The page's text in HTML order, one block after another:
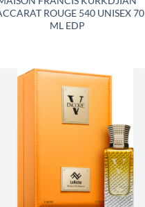
ROUGE 540 UNISEX 70
ML EDP
AÑADIR
A LA
LISTA
DE
DESEOS